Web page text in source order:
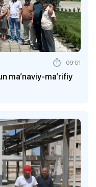
ma’naviy-ma’rifiy
09:51